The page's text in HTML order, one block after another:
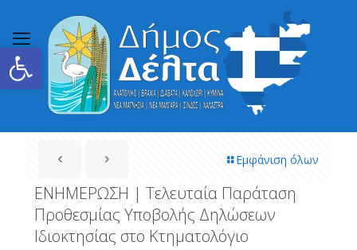
Ανοίξτε τη γραμμή εργαλείων
Εμφάνιση όλων
ΕΝΗΜΕΡΩΣΗ | Τελευταία Παράταση
Προθεσμίας Υποβολής Δηλώσεων
Ιδιοκτησίας στο Κτηματολόγιο